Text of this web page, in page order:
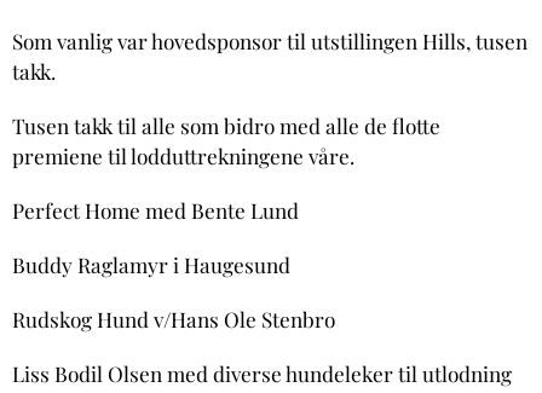
Som vanlig var hovedsponsor til utstillingen Hills, tusen
takk.
Tusen takk til alle som bidro med alle de flotte
premiene til lodduttrekningene våre.
Perfect Home med Bente Lund
Buddy Raglamyr i Haugesund
Rudskog Hund v/Hans Ole Stenbro
Liss Bodil Olsen med diverse hundeleker til utlodning